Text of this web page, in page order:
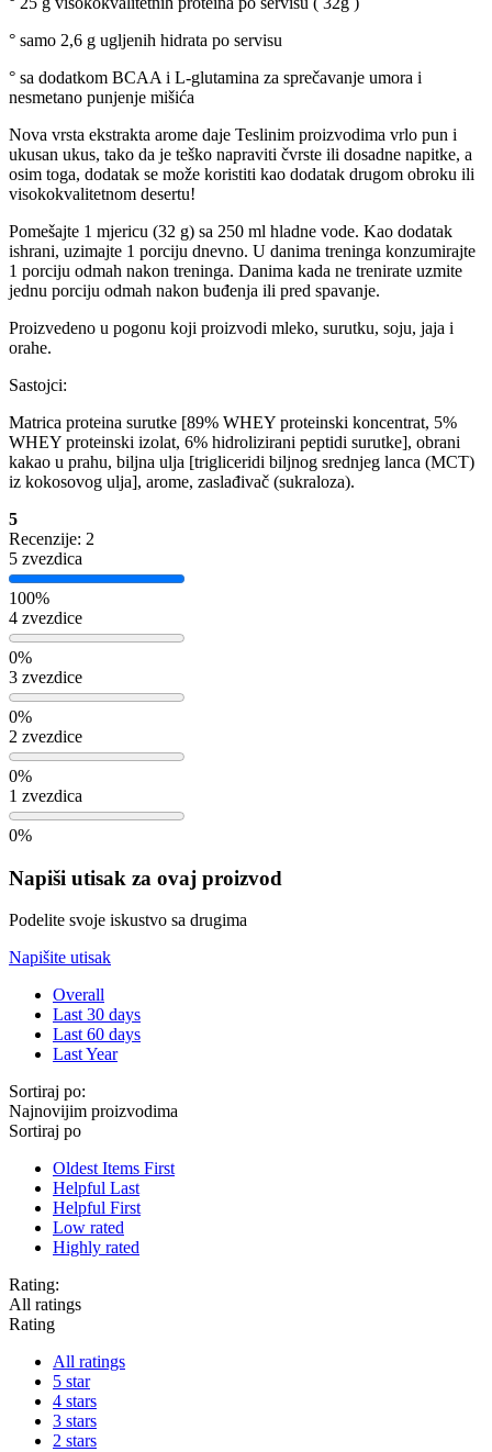
° samo 2,6 g ugljenih hidrata po servisu
° sa dodatkom BCAA i L-glutamina za sprečavanje umora i
nesmetano punjenje mišića
Nova vrsta ekstrakta arome daje Teslinim proizvodima vrlo pun i
ukusan ukus, tako da je teško napraviti čvrste ili dosadne napitke, a
osim toga, dodatak se može koristiti kao dodatak drugom obroku ili
visokokvalitetnom desertu!
Pomešajte 1 mjericu (32 g) sa 250 ml hladne vode. Kao dodatak
ishrani, uzimajte 1 porciju dnevno. U danima treninga konzumirajte
1 porciju odmah nakon treninga. Danima kada ne trenirate uzmite
jednu porciju odmah nakon buđenja ili pred spavanje.
Proizvedeno u pogonu koji proizvodi mleko, surutku, soju, jaja i
orahe.
Sastojci:
Matrica proteina surutke [89% WHEY proteinski koncentrat, 5%
WHEY proteinski izolat, 6% hidrolizirani peptidi surutke], obrani
kakao u prahu, biljna ulja [trigliceridi biljnog srednjeg lanca (MCT)
iz kokosovog ulja], arome, zaslađivač (sukraloza).
5
Recenzije: 2
5 zvezdica
100%
4 zvezdice
0%
3 zvezdice
0%
2 zvezdice
0%
1 zvezdica
0%
Napiši utisak za ovaj proizvod
Podelite svoje iskustvo sa drugima
Napišite utisak
Overall
Last 30 days
Last 60 days
Last Year
Sortiraj po:
Najnovijim proizvodima
Sortiraj po
Oldest Items First
Helpful Last
Helpful First
Low rated
Highly rated
Rating:
All ratings
Rating
All ratings
5 star
4 stars
3 stars
2 stars